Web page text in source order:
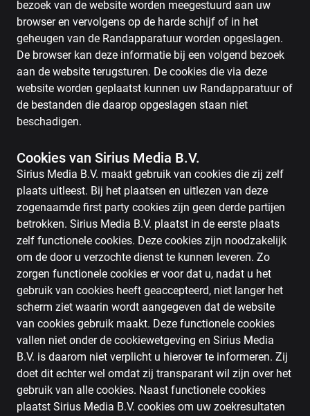
bezoek van de website worden meegestuurd aan uw
browser en vervolgens op de harde schijf of in het
geheugen van de Randapparatuur worden opgeslagen.
De browser kan deze informatie bij een volgend bezoek
aan de website terugsturen. De cookies die via deze
website worden geplaatst kunnen uw Randapparatuur of
de bestanden die daarop opgeslagen staan niet
beschadigen.
Cookies van Sirius Media B.V.
Sirius Media B.V. maakt gebruik van cookies die zij zelf
plaats uitleest. Bij het plaatsen en uitlezen van deze
zogenaamde first party cookies zijn geen derde partijen
betrokken. Sirius Media B.V. plaatst in de eerste plaats
zelf functionele cookies. Deze cookies zijn noodzakelijk
om de door u verzochte dienst te kunnen leveren. Zo
zorgen functionele cookies er voor dat u, nadat u het
gebruik van cookies heeft geaccepteerd, niet langer het
scherm ziet waarin wordt aangegeven dat de website
van cookies gebruik maakt. Deze functionele cookies
vallen niet onder de cookiewetgeving en Sirius Media
B.V. is daarom niet verplicht u hierover te informeren. Zij
doet dit echter wel omdat zij transparant wil zijn over het
gebruik van alle cookies. Naast functionele cookies
plaatst Sirius Media B.V. cookies om uw zoekresultaten